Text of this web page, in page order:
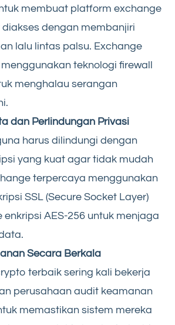
membuat platform exchange
dengan membanjiri
lalu lintas palsu. Exchange
teknologi firewall
menghalau serangan
dan Perlindungan Privasi
harus dilindungi dengan
yang kuat agar tidak mudah
terpercaya menggunakan
SSL (Secure Socket Layer)
enkripsi AES-256 untuk menjaga
Secara Berkala
terbaik sering kali bekerja
perusahaan audit keamanan
memastikan sistem mereka